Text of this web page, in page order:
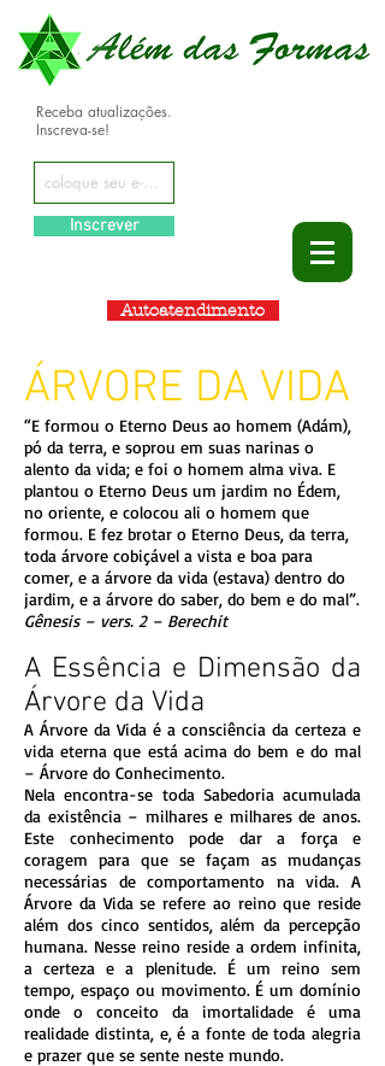
Receba atualizações.
Inscreva-se!
Inscrever
Autoatendimento
ÁRVORE DA VIDA
“E formou o Eterno Deus ao homem (Adám),
pó da terra, e soprou em suas narinas o
alento da vida; e foi o homem alma viva. E
plantou o Eterno Deus um jardim no Édem,
no oriente, e colocou ali o homem que
formou. E fez brotar o Eterno Deus, da terra,
toda árvore cobiçável a vista e boa para
comer, e a árvore da vida (estava) dentro do
jardim, e a árvore do saber, do bem e do mal”.
Gênesis – vers. 2 – Berechit
A Essência e Dimensão da
Árvore da Vida
A Árvore da Vida é a consciência da certeza e
vida eterna que está acima do bem e do mal
– Árvore do Conhecimento.
Nela encontra-se toda Sabedoria acumulada
da existência – milhares e milhares de anos.
Este conhecimento pode dar a força e
coragem para que se façam as mudanças
necessárias de comportamento na vida. A
Árvore da Vida se refere ao reino que reside
além dos cinco sentidos, além da percepção
humana. Nesse reino reside a ordem infinita,
a certeza e a plenitude. É um reino sem
tempo, espaço ou movimento. É um domínio
onde o conceito da imortalidade é uma
realidade distinta, e, é a fonte de toda alegria
e prazer que se sente neste mundo.